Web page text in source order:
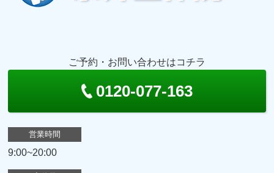
ご予約・お問い合わせはコチラ
0120-077-163
営業時間
9:00~20:00